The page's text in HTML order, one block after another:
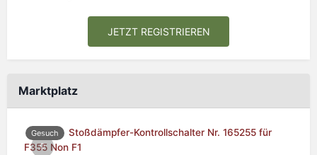
JETZT REGISTRIEREN
Marktplatz
0
Gesuch
Stoßdämpfer-Kontrollschalter Nr. 165255 für
F355 Non F1